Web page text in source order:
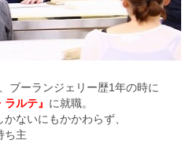
ブーランジェリー歴1年の時に
ラルテ』 に就職。
ないにもかかわらず、
ち主